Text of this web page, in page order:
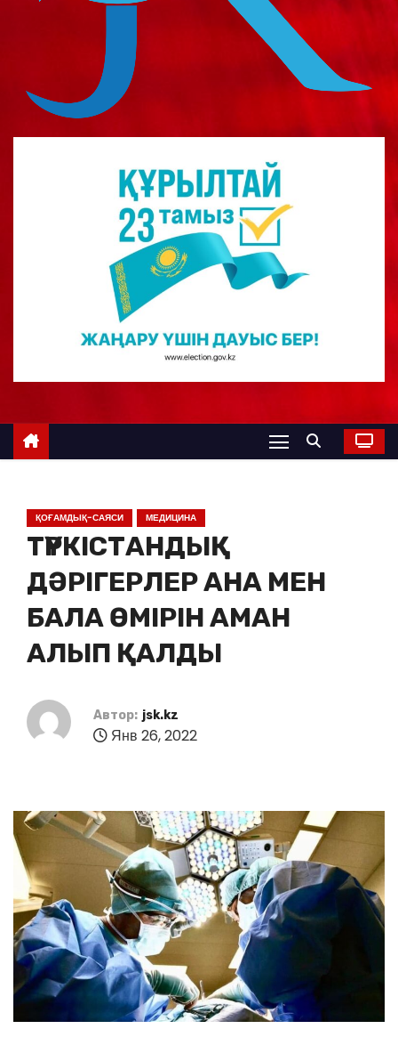
ҚОҒАМДЫҚ-САЯСИ МЕДИЦИНА
ТҮРКІСТАНДЫҚ
ДӘРІГЕРЛЕР АНА МЕН
БАЛА ӨМІРІН АМАН
АЛЫП ҚАЛДЫ
Автор: jsk.kz
Янв 26, 2022